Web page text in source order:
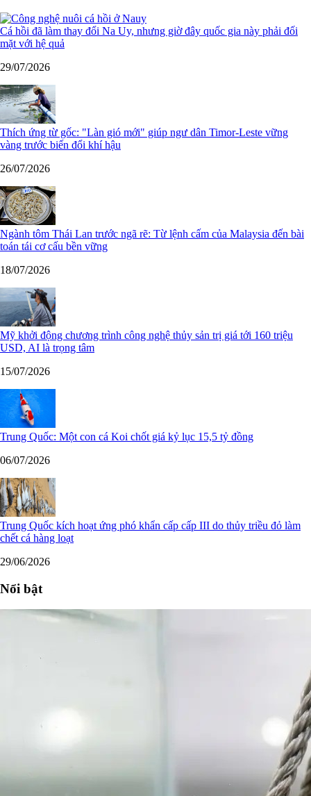
Cá hồi đã làm thay đổi Na Uy, nhưng giờ đây quốc gia này phải đối
mặt với hệ quả
29/07/2026
Thích ứng từ gốc: "Làn gió mới" giúp ngư dân Timor-Leste vững
vàng trước biến đổi khí hậu
26/07/2026
Ngành tôm Thái Lan trước ngã rẽ: Từ lệnh cấm của Malaysia đến bài
toán tái cơ cấu bền vững
18/07/2026
Mỹ khởi động chương trình công nghệ thủy sản trị giá tới 160 triệu
USD, AI là trọng tâm
15/07/2026
Trung Quốc: Một con cá Koi chốt giá kỷ lục 15,5 tỷ đồng
06/07/2026
Trung Quốc kích hoạt ứng phó khẩn cấp cấp III do thủy triều đỏ làm
chết cá hàng loạt
29/06/2026
Nổi bật